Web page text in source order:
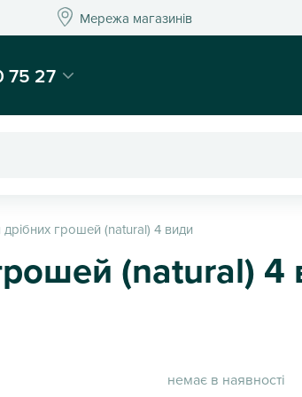
Мережа магазинівМережа магазинів
та декору - Kaktus
75 27
грошей (natural) 4 види
(natural) 4
немає в наявності